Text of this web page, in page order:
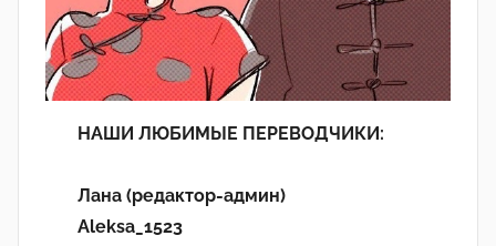
НАШИ ЛЮБИМЫЕ ПЕРЕВОДЧИКИ:
Лана (редактор-админ)
Aleksa_1523